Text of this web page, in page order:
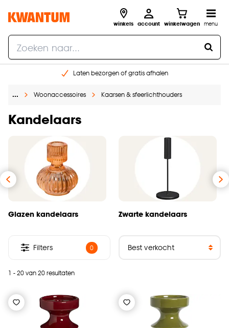
winkels account winkelwagen menu
Laten bezorgen of gratis afhalen
Gratis raam advies en opmeten aan huis
… Woonaccessoires Kaarsen & sfeerlichthouders
Kandelaars
Glazen kandelaars Zwarte kandelaars
1 - 20 van 20 resultaten
Filters 0